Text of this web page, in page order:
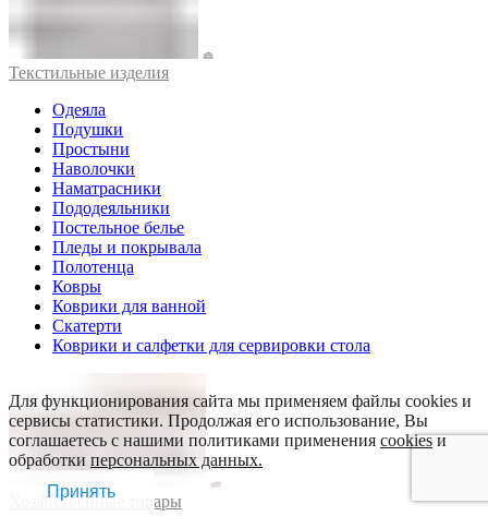
Текстильные изделия
Одеяла
Подушки
Простыни
Наволочки
Наматрасники
Пододеяльники
Постельное белье
Пледы и покрывала
Полотенца
Ковры
Коврики для ванной
Скатерти
Коврики и салфетки для сервировки стола
Хозяйственные товары
Для функционирования сайта мы применяем файлы cookies и
сервисы статистики. Продолжая его использование, Вы
соглашаетесь с нашими политиками применения cookiesи
обработки персональных данных.
Принять